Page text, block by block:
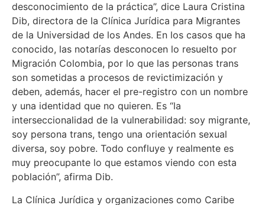
desconocimiento de la práctica”, dice Laura Cristina
Dib, directora de la Clínica Jurídica para Migrantes
de la Universidad de los Andes. En los casos que ha
conocido, las notarías desconocen lo resuelto por
Migración Colombia, por lo que las personas trans
son sometidas a procesos de revictimización y
deben, además, hacer el pre-registro con un nombre
y una identidad que no quieren. Es “la
interseccionalidad de la vulnerabilidad: soy migrante,
soy persona trans, tengo una orientación sexual
diversa, soy pobre. Todo confluye y realmente es
muy preocupante lo que estamos viendo con esta
población”, afirma Dib.
La Clínica Jurídica y organizaciones como Caribe